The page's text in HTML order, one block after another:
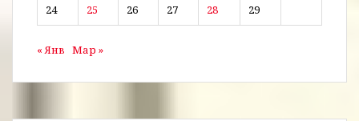
24 25 26 27 28 29
« Янв Мар »